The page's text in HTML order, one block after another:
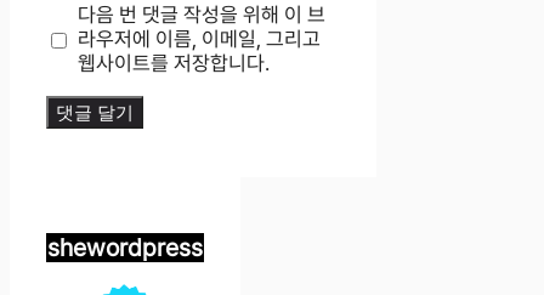
트
다음 번 댓글 작성을 위해 이 브
라우저에 이름, 이메일, 그리고
웹사이트를 저장합니다.
shewordpress